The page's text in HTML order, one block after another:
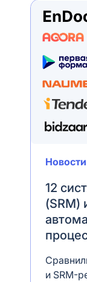
Новости
12
(SRM)
и SRM-